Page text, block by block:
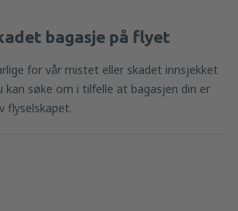
bagasje på flyet
for vår mistet eller skadet innsjekket
kan søke om i tilfelle at bagasjen din er
flyselskapet.